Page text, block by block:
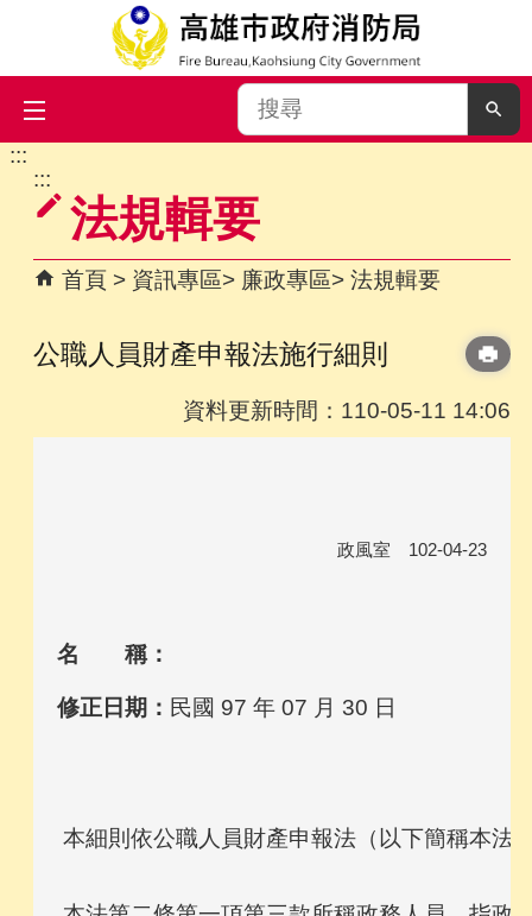
跳到主要內容區塊
搜
尋
:::
:::
法規輯要
首頁 資訊專區 廉政專區 法規輯要
公職人員財產申報法施行細則
資料更新時間：110-05-11 14:06
政風室 102-04-23
名 稱：
修正日期： 民國 97 年 07 月 30 日